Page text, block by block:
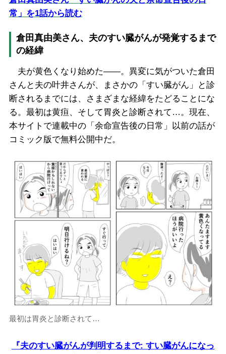
常」を1話から読む
倉田真由美さん、夫のすい臓がんが発覚するまで
の経緯
夫が黄色くなり始めた――。異変に気がついた倉田
さんと夫の叶井さんが、まさかの「すい臓がん」と診
断されるまでには、さまざまな経緯をたどることにな
る。最初は黄疸、そして胃炎と診断されて…。現在、
本サイトで連載中の「余命宣告後の日常」以前の話が
コミック版で無料公開中だ。
最初は胃炎と診断されて…
『夫のすい臓がんが判明するまで: すい臓がんになっ